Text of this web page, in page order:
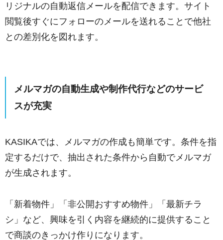
リジナルの自動返信メールを配信できます。サイト
閲覧後すぐにフォローのメールを送れることで他社
との差別化を図れます。
メルマガの自動生成や制作代行などのサービ
スが充実
KASIKAでは、メルマガの作成も簡単です。条件を指
定するだけで、抽出された条件から自動でメルマガ
が生成されます。
「新着物件」「非公開おすすめ物件」「最新チラ
シ」など、興味を引く内容を継続的に提供すること
で商談のきっかけ作りになります。